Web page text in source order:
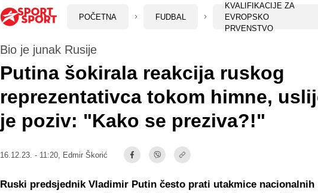
POČETNA FUDBAL
KVALIFIKACIJE ZA
EVROPSKO
PRVENSTVO
Bio je junak Rusije
Putina šokirala reakcija ruskog
reprezentativca tokom himne,
je poziv: "Kako se preziva?!"
16.12.23. - 11:20, Edmir Škorić
Ruski predsjednik Vladimir Putin često prati utakmice nacionalnih